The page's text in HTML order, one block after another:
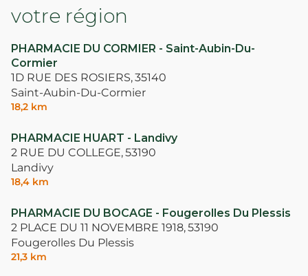
votre région
PHARMACIE DU CORMIER - Saint-Aubin-Du-
Cormier
1D RUE DES ROSIERS,35140
Saint-Aubin-Du-Cormier
18,2 km
PHARMACIE HUART - Landivy
2 RUE DU COLLEGE,53190
Landivy
18,4 km
PHARMACIE DU BOCAGE - Fougerolles Du Plessis
2 PLACE DU 11 NOVEMBRE 1918,53190
Fougerolles Du Plessis
21,3 km